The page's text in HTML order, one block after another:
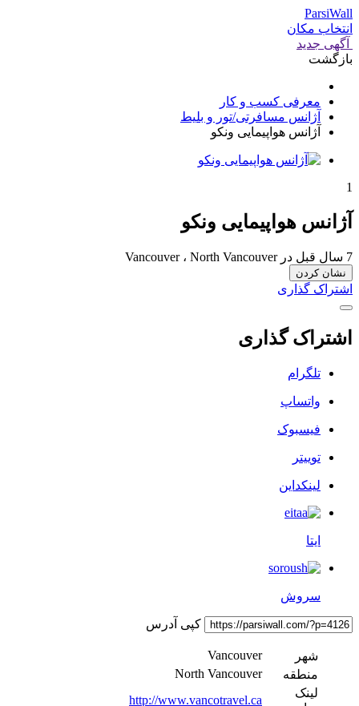
ParsiWall
انتخاب مکان
آگهی جدید
بازگشت
معرفی کسب و کار
آژانس مسافرتی/تور و بلیط
آژانس هواپیمایی ونکو
1
آژانس هواپیمایی ونکو
7 سال قبل در Vancouver ، North Vancouver
نشان کردن
اشتراک گذاری
اشتراک گذاری
تلگرام
واتساپ
فیسبوک
توییتر
لینکداین
ایتا
سروش
کپی آدرس
شهر
Vancouver
منطقه
North Vancouver
لینک
http://www.vancotravel.ca